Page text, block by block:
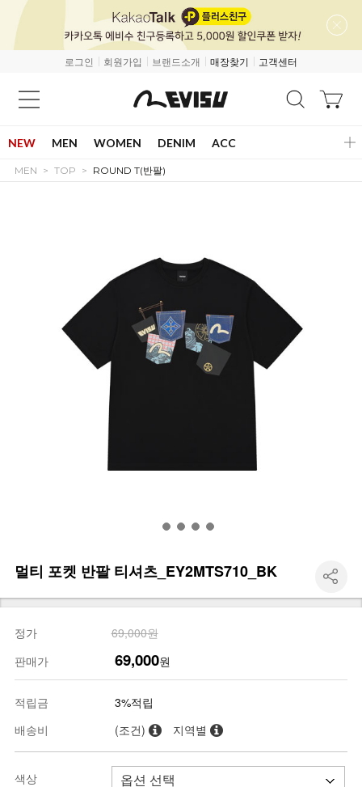
로그인 회원가입 브랜드소개 매장찾기 고객센터
NEW MEN WOMEN DENIM ACC
MEN TOP ROUND T(반팔)
멀티 포켓 반팔 티셔츠_EY2MTS710_BK
정가
69,000원
판매가
69,000원
적립금
3%적립
배송비
(조건) 지역별
색상